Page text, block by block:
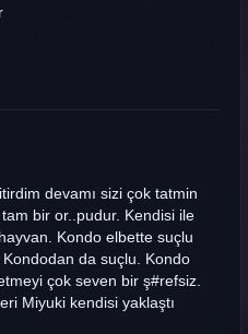
devamı sizi çok tatmin
bir or..pudur. Kendisi ile
Kondo elbette suçlu
da suçlu. Kondo
çok seven bir ş#refsiz.
Miyuki kendisi yaklaştı